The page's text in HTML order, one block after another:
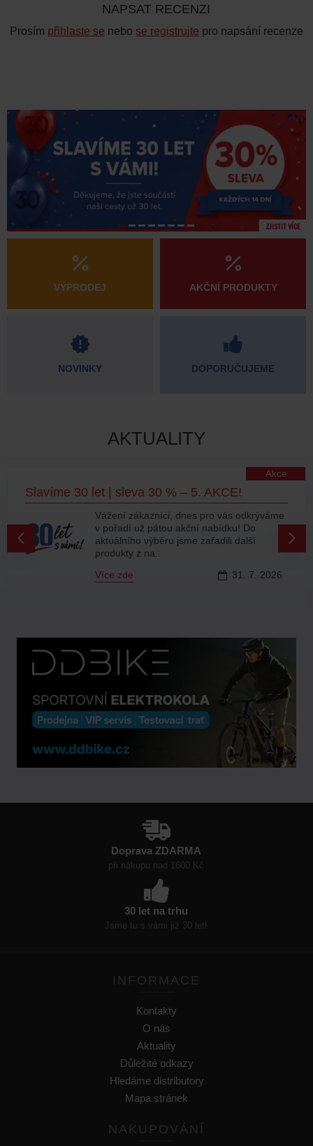
NAPSAT RECENZI
Prosím přihlaste se nebo se registrujte pro napsání recenze
ZJISTIT VÍCE
VÝPRODEJ
NOVINKY
AKČNÍ PRODUKTY
DOPORUČUJEME
AKTUALITY
Slavíme 30 let | sleva 30 % – 5. AKCE!
Akce
31. 7. 2026
Vážení zákazníci, dnes pro vás odkrýváme
v pořadí už pátou akční nabídku! Do
aktuálního výběru jsme zařadili další
produkty z na..
Více zde
Doprava ZDARMA
při nákupu nad 1600 Kč
30 let na trhu
Jsme tu s vámi již 30 let!
INFORMACE
Kontakty
O nás
Aktuality
Důležité odkazy
Hledáme distributory
Mapa stránek
NAKUPOVÁNÍ